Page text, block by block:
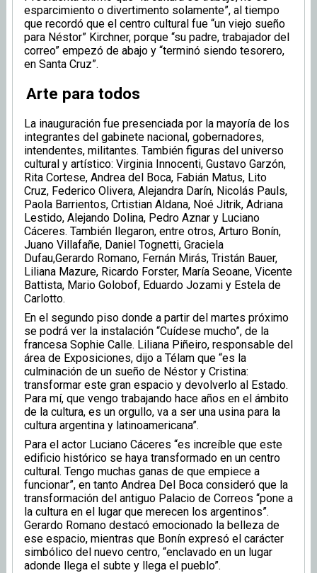
esparcimiento o divertimento solamente”, al tiempo
que recordó que el centro cultural fue “un viejo sueño
para Néstor” Kirchner, porque “su padre, trabajador del
correo” empezó de abajo y “terminó siendo tesorero,
en Santa Cruz”.
Arte para todos
La inauguración fue presenciada por la mayoría de los
integrantes del gabinete nacional, gobernadores,
intendentes, militantes. También figuras del universo
cultural y artístico: Virginia Innocenti, Gustavo Garzón,
Rita Cortese, Andrea del Boca, Fabián Matus, Lito
Cruz, Federico Olivera, Alejandra Darín, Nicolás Pauls,
Paola Barrientos, Crtistian Aldana, Noé Jitrik, Adriana
Lestido, Alejando Dolina, Pedro Aznar y Luciano
Cáceres. También llegaron, entre otros, Arturo Bonín,
Juano Villafañe, Daniel Tognetti, Graciela
Dufau,Gerardo Romano, Fernán Mirás, Tristán Bauer,
Liliana Mazure, Ricardo Forster, María Seoane, Vicente
Battista, Mario Golobof, Eduardo Jozami y Estela de
Carlotto.
En el segundo piso donde a partir del martes próximo
se podrá ver la instalación “Cuídese mucho”, de la
francesa Sophie Calle. Liliana Piñeiro, responsable del
área de Exposiciones, dijo a Télam que “es la
culminación de un sueño de Néstor y Cristina:
transformar este gran espacio y devolverlo al Estado.
Para mí, que vengo trabajando hace años en el ámbito
de la cultura, es un orgullo, va a ser una usina para la
cultura argentina y latinoamericana”.
Para el actor Luciano Cáceres “es increíble que este
edificio histórico se haya transformado en un centro
cultural. Tengo muchas ganas de que empiece a
funcionar”, en tanto Andrea Del Boca consideró que la
transformación del antiguo Palacio de Correos “pone a
la cultura en el lugar que merecen los argentinos”.
Gerardo Romano destacó emocionado la belleza de
ese espacio, mientras que Bonín expresó el carácter
simbólico del nuevo centro, “enclavado en un lugar
adonde llega el subte y llega el pueblo”.